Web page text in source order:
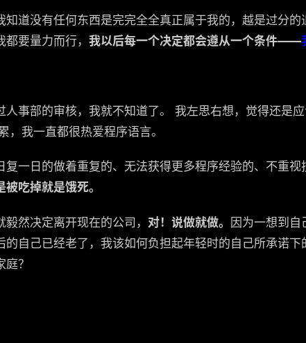
道没有任何东西是完完全全真正属于我的，越是过分的
要量力而行， 我以后每一个决定都会遵从一个条件——
事部的审核，我就不知道了。 我左思右想，觉得还是
，我一直都很热爱程序语言。
一日的做着重复的、无法获得更多程序经验的、不重视
吃掉就是饿死。
然决定离开现在的公司， 对！说做就做。 因为一想到自
自己已经老了，我该如何负担起年轻时的自己所承诺下
？